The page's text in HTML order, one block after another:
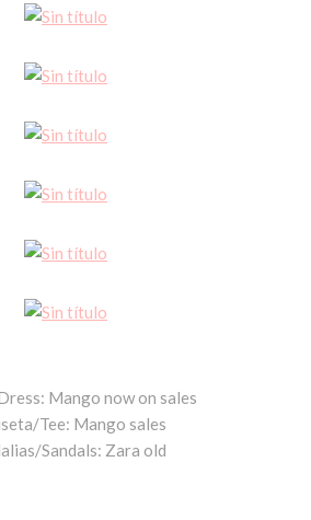
Mango now on sales
Tee: Mango sales
Sandals: Zara old